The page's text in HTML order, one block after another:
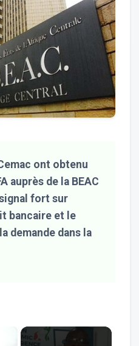
ont obtenu
auprès de la BEAC
signal fort sur
bancaire et le
demande dans la